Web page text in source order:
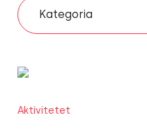
Kategoria
Aktivitetet